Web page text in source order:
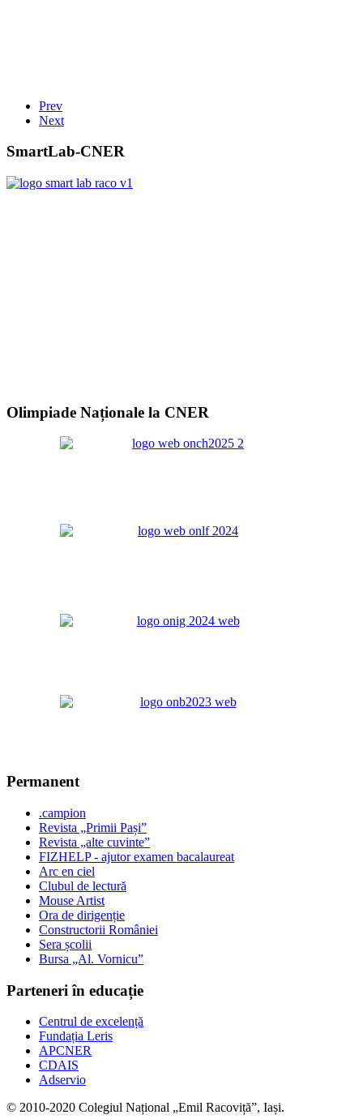
Prev
Next
SmartLab-CNER
Olimpiade Naționale la CNER
Permanent
.campion
Revista „Primii Pași”
Revista „alte cuvinte”
FIZHELP - ajutor examen bacalaureat
Arc en ciel
Clubul de lectură
Mouse Artist
Ora de dirigenție
Constructorii României
Sera școlii
Bursa „Al. Vornicu”
Parteneri în educație
Centrul de excelență
Fundația Leris
APCNER
CDAIS
Adservio
© 2010-2020 Colegiul Național „Emil Racoviță”, Iași.